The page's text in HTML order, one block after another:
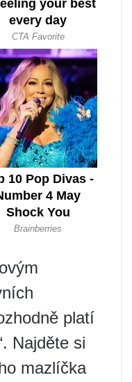
platí
Najděte si
mazlíčka